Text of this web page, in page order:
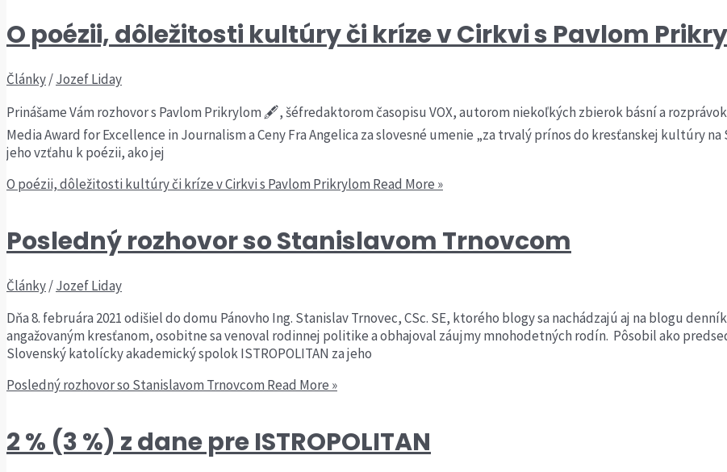
O poézii, dôležitosti kultúry či kríze v Cirkvi s Pavlom
Články/Jozef Liday
Prinášame Vám rozhovor s Pavlom Prikrylom 🖋, šéfredaktorom časopisu VOX, autorom niekoľkých zbierok básní a
Media Award for Excellence in Journalism a Ceny Fra Angelica za slovesné umenie „za trvalý prínos do kresťanskej kultúry
jeho vzťahu k poézii, ako jej
O poézii, dôležitosti kultúry či kríze v Cirkvi s Pavlom Prikrylom Read More »
Posledný rozhovor so Stanislavom Trnovcom
Články/Jozef Liday
Dňa 8. februára 2021 odišiel do domu Pánovho Ing. Stanislav Trnovec, CSc. SE, ktorého blogy sa nachádzajú aj na blogu
angažovaným kresťanom, osobitne sa venoval rodinnej politike a obhajoval záujmy mnohodetných rodín. Pôsobil ako
Slovenský katolícky akademický spolok ISTROPOLITAN za jeho
Posledný rozhovor so Stanislavom Trnovcom Read More »
2 % (3 %) z dane pre ISTROPOLITAN